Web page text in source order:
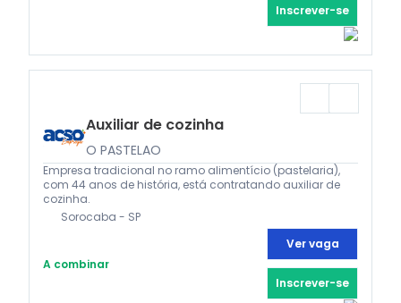
Inscrever-se
Auxiliar de cozinha
O PASTELAO
Empresa tradicional no ramo alimentício (pastelaria),
com 44 anos de história, está contratando auxiliar de
cozinha.
Sorocaba - SP
A combinar
Ver vaga
Inscrever-se